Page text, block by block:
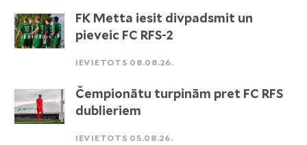
FK Metta iesit divpadsmit un
pieveic FC RFS-2
IEVIETOTS 08.08.26.
Čempionātu turpinām pret FC RFS
dublieriem
IEVIETOTS 05.08.26.